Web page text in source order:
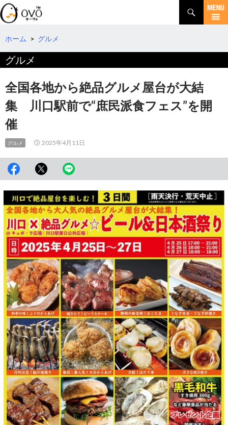
検
索
コ
テ
ツ
へ
動
ホーム > グルメ
グルメ
全国各地から絶品グルメ屋台が大結
集 川口駅前で“庶民派食フェス”を開
催
グルメ 2025年4月11日